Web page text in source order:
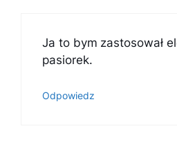
Ja to bym zastosował
pasiorek.
Odpowiedz